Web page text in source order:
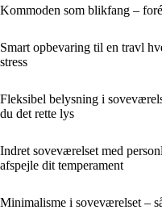
Kommoden som blikfang –
Smart opbevaring til en travl
stress
Fleksibel belysning i
du det rette lys
Indret soveværelset med
afspejle dit temperament
Minimalisme i soveværelset –